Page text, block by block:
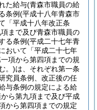
た給与(青森市職員の給
条例(平成十八年青森市
「平成十八年改正条
まで及び青森市職員の
る条例(平成二十七年青
おいて「平成二十七年
項から第四項までの規
。)は、それぞれ第一条
究員条例、改正後の任
与条例の規定による給
ら第九項まで及び平成
から第四項までの規定